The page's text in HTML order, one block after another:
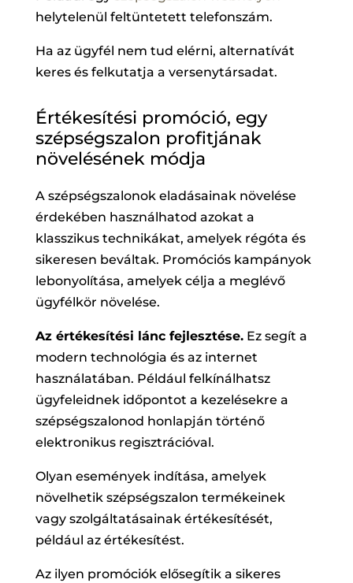
helytelenül feltüntetett telefonszám.
Ha az ügyfél nem tud elérni, alternatívát
keres és felkutatja a versenytársadat.
Értékesítési promóció, egy
szépségszalon profitjának
növelésének módja
A szépségszalonok eladásainak növelése
érdekében használhatod azokat a
klasszikus technikákat, amelyek régóta és
sikeresen beváltak. Promóciós kampányok
lebonyolítása, amelyek célja a meglévő
ügyfélkör növelése.
Az értékesítési lánc fejlesztése.Ez segít a
modern technológia és az internet
használatában. Például felkínálhatsz
ügyfeleidnek időpontot a kezelésekre a
szépségszalonod honlapján történő
elektronikus regisztrációval.
Olyan események indítása, amelyek
növelhetik szépségszalon termékeinek
vagy szolgáltatásainak értékesítését,
például az értékesítést.
Az ilyen promóciók elősegítik a sikeres